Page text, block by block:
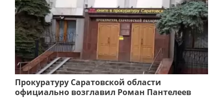
Прокуратуру Саратовской области
официально возглавил Роман Пантелеев